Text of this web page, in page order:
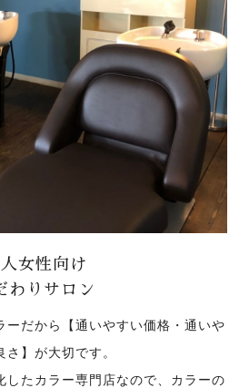
女性向け
わりサロン
ーだから【通いやすい価格・通いや
】が大切です。
したカラー専門店なので、カラーの